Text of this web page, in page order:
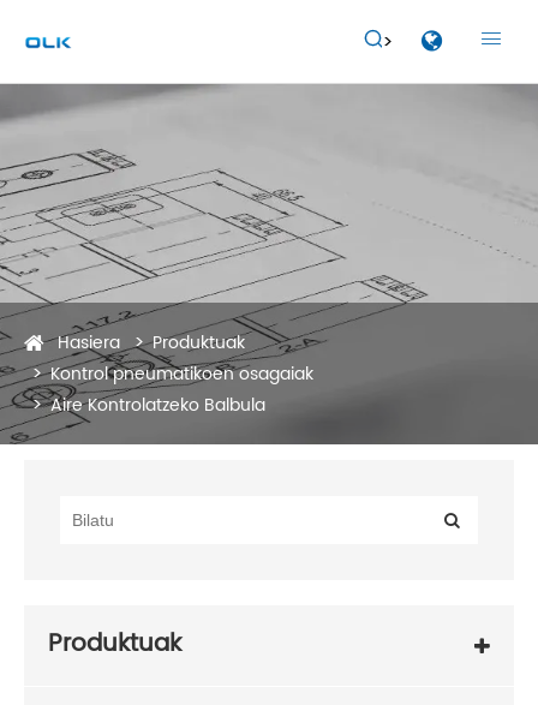
 
Hasiera
Produktuak
Kontrol pneumatikoen osagaiak
Aire Kontrolatzeko Balbula
Produktuak